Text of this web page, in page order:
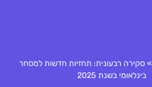
»סקירה רבעונית: תחזיות חדשות למסחר
בינלאומי בשנת 2025